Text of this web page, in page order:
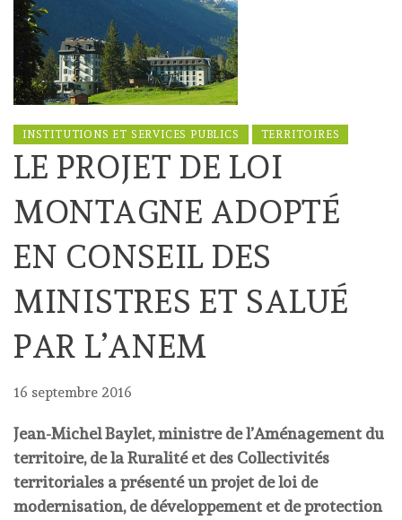
INSTITUTIONS ET SERVICES PUBLICS TERRITOIRES
LE PROJET DE LOI
MONTAGNE ADOPTÉ
EN CONSEIL DES
MINISTRES ET SALUÉ
PAR L’ANEM
16 septembre 2016
Jean-Michel Baylet, ministre de l’Aménagement du
territoire, de la Ruralité et des Collectivités
territoriales a présenté un projet de loi de
modernisation, de développement et de protection